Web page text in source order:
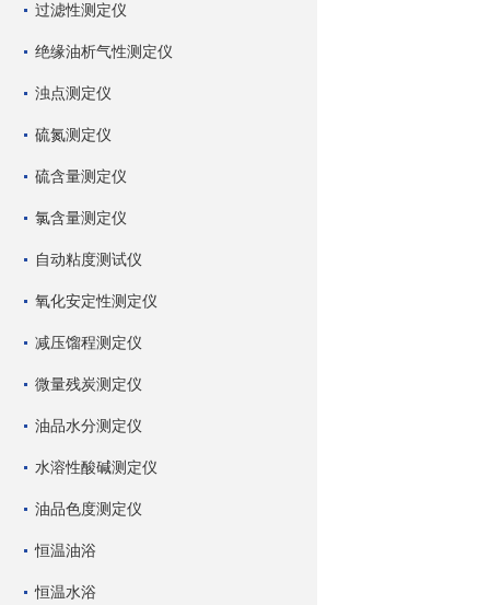
过滤性测定仪
绝缘油析气性测定仪
浊点测定仪
硫氮测定仪
硫含量测定仪
氯含量测定仪
自动粘度测试仪
氧化安定性测定仪
减压馏程测定仪
微量残炭测定仪
油品水分测定仪
水溶性酸碱测定仪
油品色度测定仪
恒温油浴
恒温水浴